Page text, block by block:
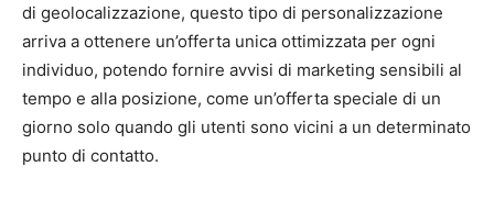
di geolocalizzazione, questo tipo di personalizzazione
arriva a ottenere un’offerta unica ottimizzata per ogni
individuo, potendo fornire avvisi di marketing sensibili al
tempo e alla posizione, come un’offerta speciale di un
giorno solo quando gli utenti sono vicini a un determinato
punto di contatto.